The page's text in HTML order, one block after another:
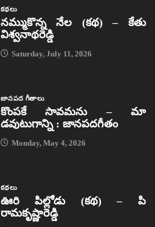
కథలు
నమ్ముకొన్న నేల (కథ) – కేతు
విశ్వనాథరెడ్డి
Saturday, July 11, 2026
జానపద గీతాలు
కొంపకే సావమను – మా
డవుటుగాన్ని : జానపదగీతం
Monday, May 4, 2026
కథలు
ఊరి పిల్లోడు (కథ) – పి
రామకృష్ణారెడ్డి